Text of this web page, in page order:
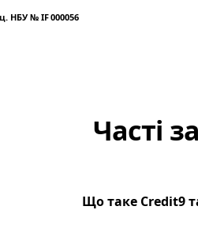
НБУ № IF 000056
Часті
Що таке Credit9